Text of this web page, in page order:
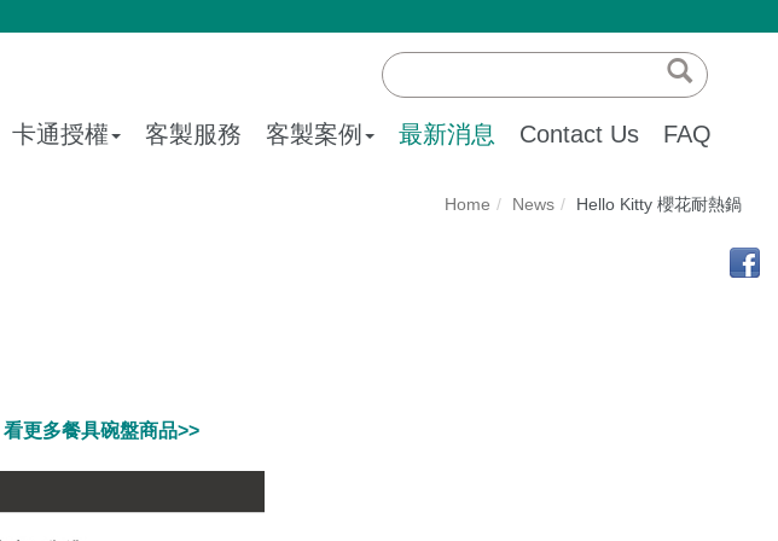
卡通授權 客製服務 客製案例 最新消息 Contact Us FAQ
Home News Hello Kitty 櫻花耐熱鍋
看更多餐具碗盤商品>>